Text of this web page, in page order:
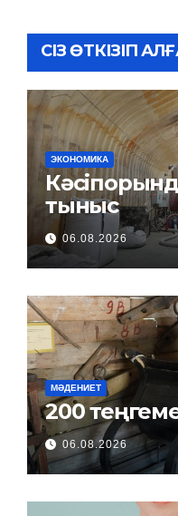
СІЗ ӨТКІЗІП
ЭКОНОМИКА
тыныс
06.08.2026
МӘДЕНИЕТ
06.08.2026